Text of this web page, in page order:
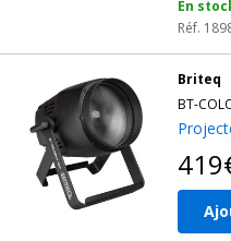
En
Réf.
Briteq
BT-